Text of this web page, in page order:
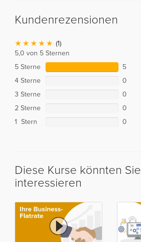
Kundenrezensionen
(1)
5,0 von 5 Sternen
5 Sterne
5
4 Sterne
0
3 Sterne
0
2 Sterne
0
1 Stern
0
Diese Kurse könnten Sie
interessieren